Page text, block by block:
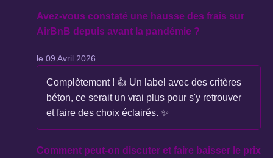
Avez-vous constaté une hausse des frais sur
AirBnB depuis avant la pandémie ?
le 09 Avril 2026
Complètement ! 👍 Un label avec des critères
béton, ce serait un vrai plus pour s'y retrouver
et faire des choix éclairés. ✨
Comment peut-on discuter et faire baisser le prix